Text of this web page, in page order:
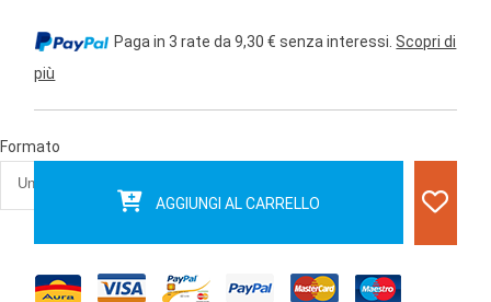
Paga in 3 rate da 9,30 € senza interessi.Scopri di
più
Formato
AGGIUNGI AL CARRELLO